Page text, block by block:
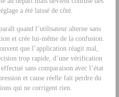
a été laissé de côté.
quand l’utilisateur alterne sans
et crée lui-même de la confusion.
que l’application réagit mal,
trop rapide, d’une vérification
sans comparaison avec l’état
et cause réelle fait perdre du
qui ne corrigent rien.